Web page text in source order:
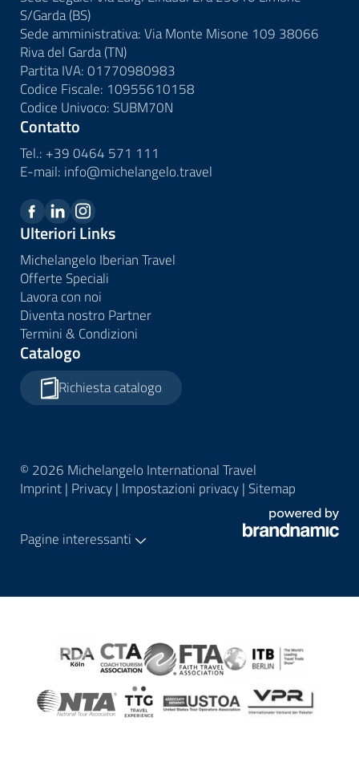
S/Garda (BS)
Sede amministrativa: Via Monte Misone 109 38066
Riva del Garda (TN)
Partita IVA: 01770980983
Codice Fiscale: 10955610158
Codice Univoco: SUBM70N
Contatto
Tel.: +39 0464 571 111
E-mail: info@michelangelo.travel
Ulteriori Links
Michelangelo Iberian Travel
Offerte Speciali
Lavora con noi
Diventa nostro Partner
Termini & Condizioni
Catalogo
Richiesta catalogo
© 2026 Michelangelo International Travel
Imprint| Privacy| Impostazioni privacy| Sitemap
Pagine interessanti